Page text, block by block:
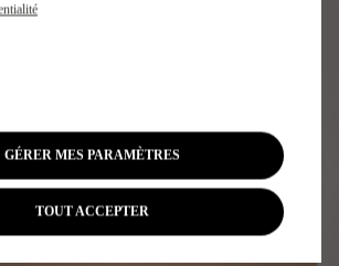
constructeur, DS Automobiles va
complète, DS Assistance.
GÉRER MES PARAMÈTRES
TOUT ACCEPTER